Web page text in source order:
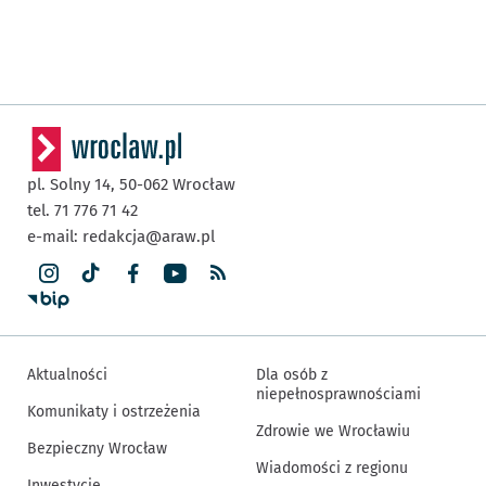
pl. Solny 14, 50-062 Wrocław
tel. 71 776 71 42
e-mail: redakcja@araw.pl
Aktualności
Komunikaty i ostrzeżenia
Bezpieczny Wrocław
Dla osób z
niepełnosprawnościami
Zdrowie we Wrocławiu
Wiadomości z regionu